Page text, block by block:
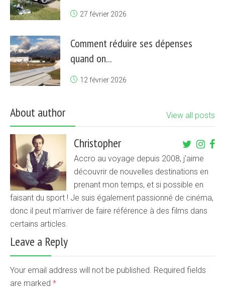
27 février 2026
Comment réduire ses dépenses
quand on...
12 février 2026
About author View all posts
Christopher
Accro au voyage depuis 2008, j'aime
découvrir de nouvelles destinations en
prenant mon temps, et si possible en
faisant du sport ! Je suis également passionné de cinéma,
donc il peut m'arriver de faire référence à des films dans
certains articles.
Leave a Reply
Your email address will not be published. Required fields
are marked *